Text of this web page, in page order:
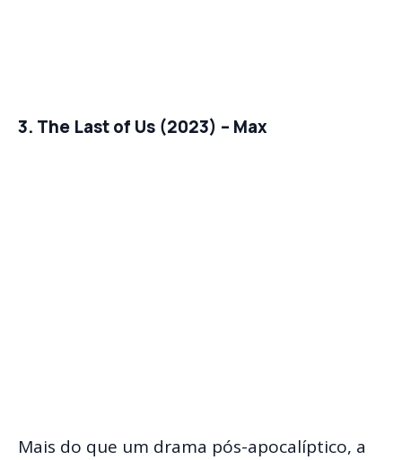
3. The Last of Us (2023) – Max
Mais do que um drama pós-apocalíptico, a